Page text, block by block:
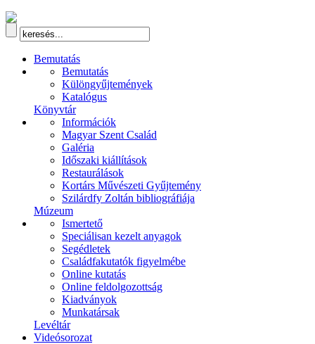
Bemutatás
Bemutatás
Különgyűjtemények
Katalógus
Könyvtár
Információk
Magyar Szent Család
Galéria
Időszaki kiállítások
Restaurálások
Kortárs Művészeti Gyűjtemény
Szilárdfy Zoltán bibliográfiája
Múzeum
Ismertető
Speciálisan kezelt anyagok
Segédletek
Családfakutatók figyelmébe
Online kutatás
Online feldolgozottság
Kiadványok
Munkatársak
Levéltár
Videósorozat